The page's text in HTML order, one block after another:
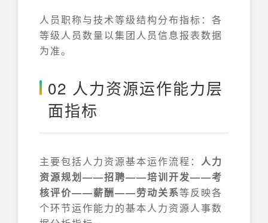
人员职称与技术等级结构分布指标：各
等级人员数量以集团人员信息报表数据
为准。
02 人力资源运作能力层
面指标
主要包括人力资源基本运作流程： 人力
资源规划——招聘——培训开发——考
核评价——薪酬——劳动关系等反映各
个环节运作能力的基本人力资源人事数